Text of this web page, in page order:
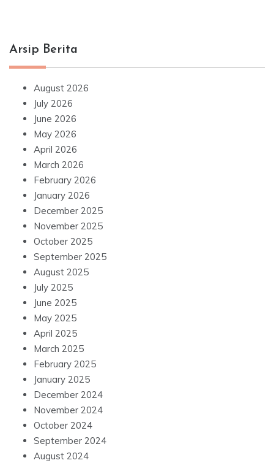
Arsip Berita
August 2026
July 2026
June 2026
May 2026
April 2026
March 2026
February 2026
January 2026
December 2025
November 2025
October 2025
September 2025
August 2025
July 2025
June 2025
May 2025
April 2025
March 2025
February 2025
January 2025
December 2024
November 2024
October 2024
September 2024
August 2024